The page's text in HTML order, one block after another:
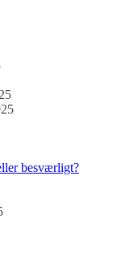
besværligt?